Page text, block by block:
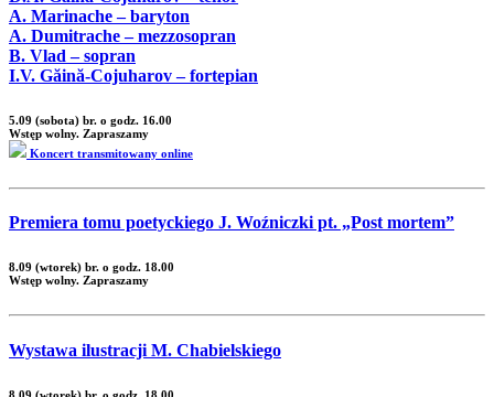
A. Marinache – baryton
A. Dumitrache – mezzosopran
B. Vlad – sopran
I.V. Găină-Cojuharov – fortepian
5.09 (sobota) br. o godz. 16.00
Wstęp wolny. Zapraszamy
Koncert transmitowany online
Premiera tomu poetyckiego J. Woźniczki pt. „Post mortem”
8.09 (wtorek) br. o godz. 18.00
Wstęp wolny. Zapraszamy
Wystawa ilustracji M. Chabielskiego
8.09 (wtorek) br. o godz. 18.00